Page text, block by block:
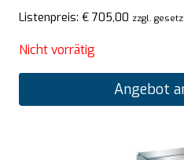
Listenpreis: € 705,00 zzgl.
Nicht vorrätig
Angebot